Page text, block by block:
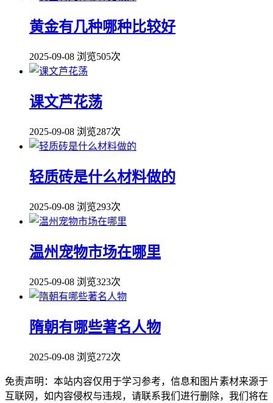
黄金有几种哪种比较好
2025-09-08 浏览505次
课文芦花荡
2025-09-08 浏览287次
轻质砖是什么材料做的
2025-09-08 浏览293次
温州宠物市场在哪里
2025-09-08 浏览323次
隋朝有哪些著名人物
2025-09-08 浏览272次
免责声明：本站内容仅用于学习参考，信息和图片素材来源于
互联网，如内容侵权与违规，请联系我们进行删除，我们将在